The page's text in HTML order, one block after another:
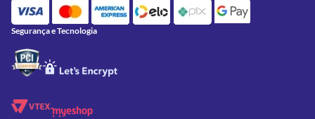
Feminino
Lançamentos
Política de Privacidade
Política de Campanhas e promoções
Oficina/Serviços
Segurança e Tecnologia